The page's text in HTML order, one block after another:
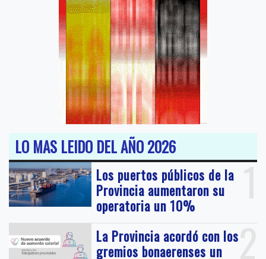
LO MAS LEIDO DEL AÑO 2026
1
Los puertos públicos de la
Provincia aumentaron su
operatoria un 10%
2
La Provincia acordó con los
gremios bonaerenses un